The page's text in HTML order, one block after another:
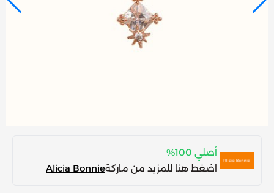
أصلي 100%
اضغط هنا للمزيد من ماركةAlicia Bonnie